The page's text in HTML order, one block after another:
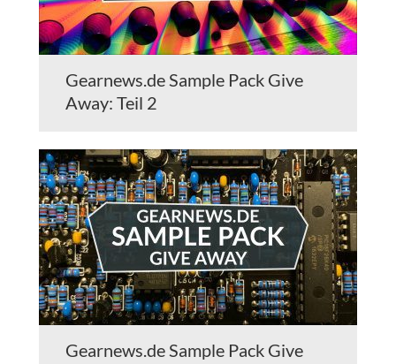
Gearnews.de Sample Pack Give
Away: Teil 2
Gearnews.de Sample Pack Give